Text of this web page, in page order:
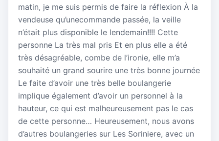
matin, je me suis permis de faire la réflexion À la
vendeuse qu’unecommande passée, la veille
n’était plus disponible le lendemain!!!! Cette
personne La très mal pris Et en plus elle a été
très désagréable, combe de l’ironie, elle m’a
souhaité un grand sourire une très bonne journée
Le faite d’avoir une très belle boulangerie
implique également d’avoir un personnel à la
hauteur, ce qui est malheureusement pas le cas
de cette personne… Heureusement, nous avons
d’autres boulangeries sur Les Soriniere, avec un